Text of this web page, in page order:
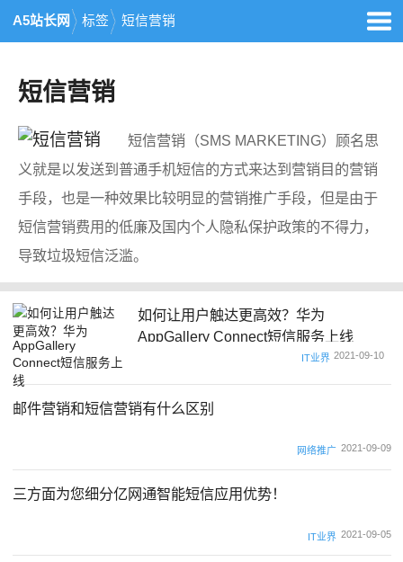
A5站长网 标签 短信营销
短信营销
短信营销（SMS MARKETING）顾名思
义就是以发送到普通手机短信的方式来达到营销目的营销
手段，也是一种效果比较明显的营销推广手段，但是由于
短信营销费用的低廉及国内个人隐私保护政策的不得力，
导致垃圾短信泛滥。
如何让用户触达更高效？华为
AppGallery Connect短信服务上线
IT业界 2021-09-10
邮件营销和短信营销有什么区别
网络推广 2021-09-09
三方面为您细分亿网通智能短信应用优势！
IT业界 2021-09-05